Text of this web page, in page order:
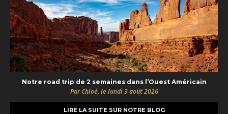
Notre road trip de 2 semaines dans l’Ouest Américain
Par Chloé, le lundi 3 août 2026
LIRE LA SUITE SUR NOTRE BLOG